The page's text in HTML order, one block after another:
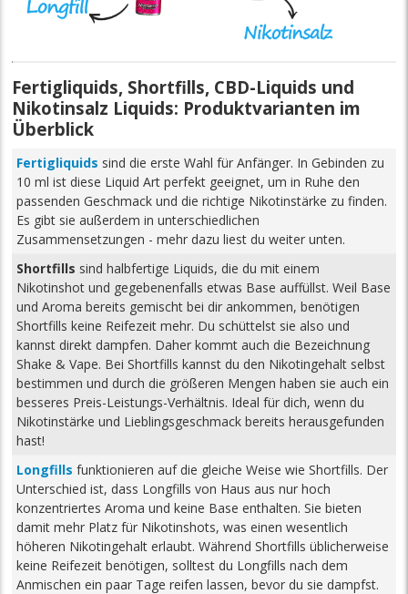
Fertigliquids, Shortfills, CBD-Liquids und
Nikotinsalz Liquids: Produktvarianten im
Überblick
Fertigliquids sind die erste Wahl für Anfänger. In Gebinden zu
10 ml ist diese Liquid Art perfekt geeignet, um in Ruhe den
passenden Geschmack und die richtige Nikotinstärke zu finden.
Es gibt sie außerdem in unterschiedlichen
Zusammensetzungen - mehr dazu liest du weiter unten.
Shortfills sind halbfertige Liquids, die du mit einem
Nikotinshot und gegebenenfalls etwas Base auffüllst. Weil Base
und Aroma bereits gemischt bei dir ankommen, benötigen
Shortfills keine Reifezeit mehr. Du schüttelst sie also und
kannst direkt dampfen. Daher kommt auch die Bezeichnung
Shake & Vape. Bei Shortfills kannst du den Nikotingehalt selbst
bestimmen und durch die größeren Mengen haben sie auch ein
besseres Preis-Leistungs-Verhältnis. Ideal für dich, wenn du
Nikotinstärke und Lieblingsgeschmack bereits herausgefunden
hast!
Longfills funktionieren auf die gleiche Weise wie Shortfills. Der
Unterschied ist, dass Longfills von Haus aus nur hoch
konzentriertes Aroma und keine Base enthalten. Sie bieten
damit mehr Platz für Nikotinshots, was einen wesentlich
höheren Nikotingehalt erlaubt. Während Shortfills üblicherweise
keine Reifezeit benötigen, solltest du Longfills nach dem
Anmischen ein paar Tage reifen lassen, bevor du sie dampfst.